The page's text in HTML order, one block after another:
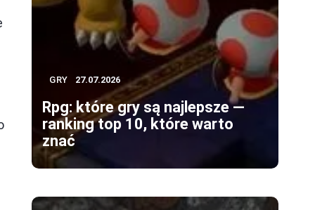
GRY 27.07.2026
Rpg: które gry są najlepsze —
ranking top 10, które warto
znać